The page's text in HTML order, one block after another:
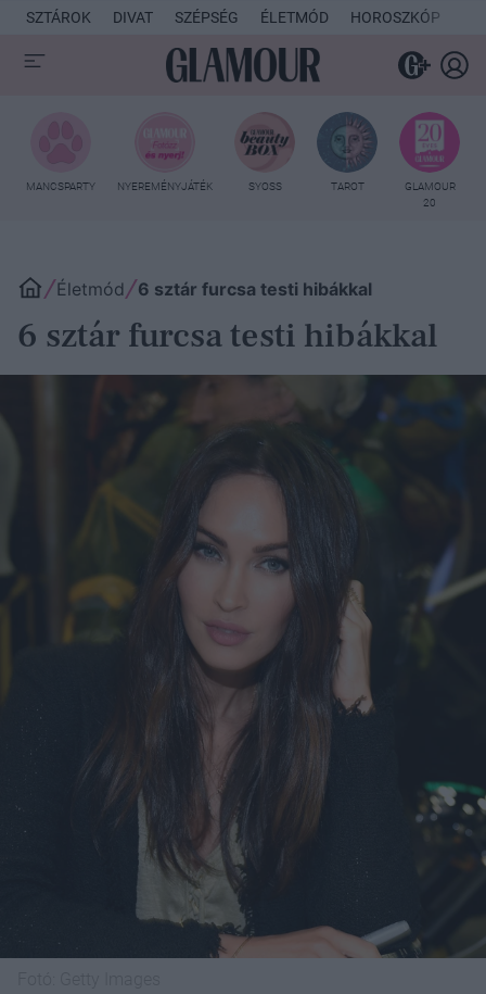
SZTÁROK DIVAT SZÉPSÉG ÉLETMÓD HOROSZKÓP
MANCSPARTY NYEREMÉNYJÁTÉK SYOSS TAROT
GLAMOUR
20
Életmód 6 sztár furcsa testi hibákkal
6 sztár furcsa testi hibákkal